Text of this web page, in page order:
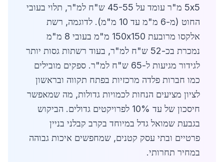
5x5 מ"ר עומד על 45-55 ש"ח למ"ר, תלוי בעובי
החוט (מ-6 מ"מ עד 10 מ"מ). לדוגמה, רשת
אלקסו מרובעת 150x150 מ"מ בעובי 8 מ"מ
נמכרת בכ-52 ש"ח למ"ר, בעוד רשתות גסות יותר
לגידור מגיעות ל-65 ש"ח למ"ר. ספקים מובילים
כמו חברות פלדה מרכזיות בפתח תקווה ובראשון
לציון מציעים הנחות לכמויות גדולות, מה שמאפשר
חיסכון של עד 10% לפרויקטים גדולים. הביקוש
בגבעת שמואל גדל במיוחד בקרב קבלני בניין
פרטיים ובתי עסק קטנים, שמחפשים איכות גבוהה
במחיר תחרותי.